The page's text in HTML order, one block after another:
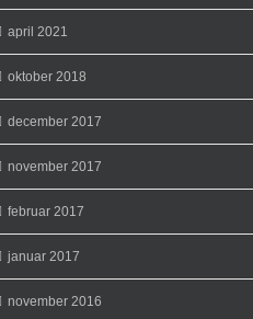
april 2021
oktober 2018
december 2017
november 2017
februar 2017
januar 2017
november 2016